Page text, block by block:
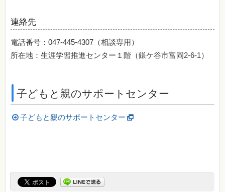
連絡先
電話番号：047-445-4307（相談専用）
所在地：生涯学習推進センター１階（鎌ケ谷市富岡2-6-1）
子どもと親のサポートセンター
子どもと親のサポートセンター